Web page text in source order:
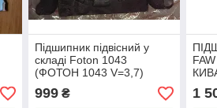
Підшипник підвісний у
складі Foton 1043
(ФОТОН 1043 V=3,7)
999₴ 1